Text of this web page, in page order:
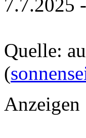
7.7.2025 -
Quelle:
(
Anzeigen